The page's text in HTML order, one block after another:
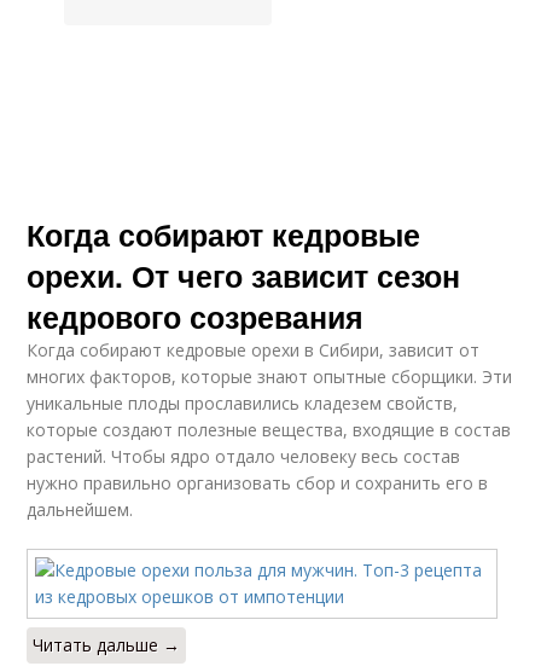
Когда собирают кедровые
орехи. От чего зависит сезон
кедрового созревания
Когда собирают кедровые орехи в Сибири, зависит от
многих факторов, которые знают опытные сборщики. Эти
уникальные плоды прославились кладезем свойств,
которые создают полезные вещества, входящие в состав
растений. Чтобы ядро отдало человеку весь состав
нужно правильно организовать сбор и сохранить его в
дальнейшем.
Читать дальше →